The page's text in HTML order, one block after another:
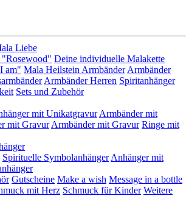
Liebe
Deine individuelle Malakette
am" Mala Heilstein Armbänder Armbänder
Armbänder Herren Spiritanhänger
Sets und Zubehör
mit Unikatgravur Armbänder mit
mit Gravur Armbänder mit Gravur Ringe mit
Spirituelle Symbolanhänger Anhänger mit
Gutscheine Make a wish Message in a bottle
mit Herz Schmuck für Kinder Weitere